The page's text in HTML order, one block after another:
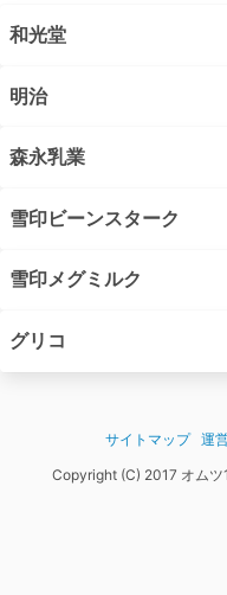
和光堂
明治
森永乳業
雪印ビーンスターク
雪印メグミルク
グリコ
サイトマップ 運
Copyright (C) 2017 オム